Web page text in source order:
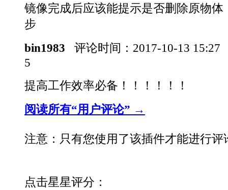
镜像完成后应该能提示是否删除原物体
步
bin1983
评论时间： 2017-10-13 15:27
5
提高工作效率必备！！！！！！
阅读所有“用户评论” →
注意：只有您使用了该插件才能进行评
点击星星评分：